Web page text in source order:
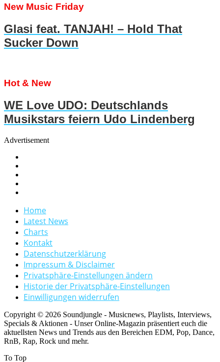
New Music Friday
Glasi feat. TANJAH! – Hold That
Sucker Down
Hot & New
WE Love UDO: Deutschlands
Musikstars feiern Udo Lindenberg
Advertisement
Home
Latest News
Charts
Kontakt
Datenschutzerklärung
Impressum & Disclaimer
Privatsphäre-Einstellungen ändern
Historie der Privatsphäre-Einstellungen
Einwilligungen widerrufen
Copyright © 2026 Soundjungle - Musicnews, Playlists, Interviews,
Specials & Aktionen - Unser Online-Magazin präsentiert euch die
aktuellsten News und Trends aus den Bereichen EDM, Pop, Dance,
RnB, Rap, Rock und mehr.
To Top